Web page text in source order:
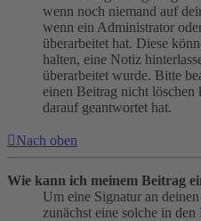
wenn noch niemand auf
wenn ein Administrator
überarbeitet hat. Diese
halten, eine Notiz
überarbeitet wurde. Bitte
einen Beitrag nicht löschen
darauf geantwortet hat.
Nach oben
Wie kann ich meinem Beitrag
Um eine Signatur an
zunächst eine solche in